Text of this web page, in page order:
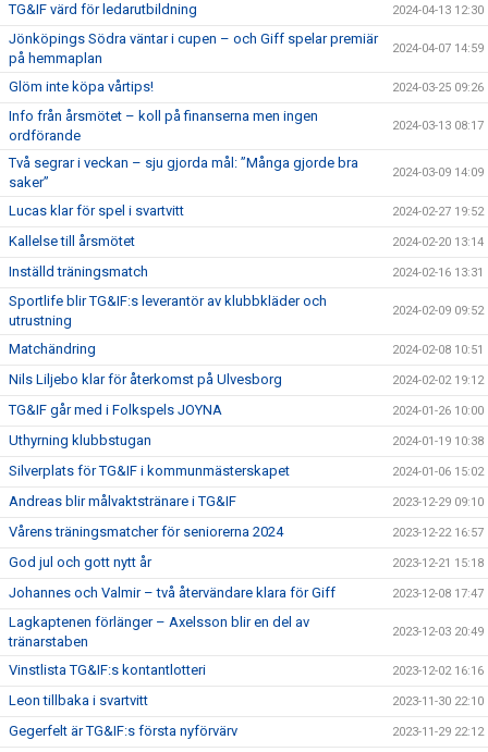
TG&IF värd för ledarutbildning 2024-04-13 12:30
Jönköpings Södra väntar i cupen – och Giff spelar premiär
på hemmaplan
2024-04-07 14:59
Glöm inte köpa vårtips! 2024-03-25 09:26
Info från årsmötet – koll på finanserna men ingen
ordförande
2024-03-13 08:17
Två segrar i veckan – sju gjorda mål: ”Många gjorde bra
saker”
2024-03-09 14:09
Lucas klar för spel i svartvitt 2024-02-27 19:52
Kallelse till årsmötet 2024-02-20 13:14
Inställd träningsmatch 2024-02-16 13:31
Sportlife blir TG&IF:s leverantör av klubbkläder och
utrustning
2024-02-09 09:52
Matchändring 2024-02-08 10:51
Nils Liljebo klar för återkomst på Ulvesborg 2024-02-02 19:12
TG&IF går med i Folkspels JOYNA 2024-01-26 10:00
Uthyrning klubbstugan 2024-01-19 10:38
Silverplats för TG&IF i kommunmästerskapet 2024-01-06 15:02
Andreas blir målvaktstränare i TG&IF 2023-12-29 09:10
Vårens träningsmatcher för seniorerna 2024 2023-12-22 16:57
God jul och gott nytt år 2023-12-21 15:18
Johannes och Valmir – två återvändare klara för Giff 2023-12-08 17:47
Lagkaptenen förlänger – Axelsson blir en del av
tränarstaben
2023-12-03 20:49
Vinstlista TG&IF:s kontantlotteri 2023-12-02 16:16
Leon tillbaka i svartvitt 2023-11-30 22:10
Gegerfelt är TG&IF:s första nyförvärv 2023-11-29 22:12